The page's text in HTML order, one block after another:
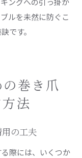
ルを未然に防ぐこ
です。
巻き爪
法
の工夫
際には、いくつか